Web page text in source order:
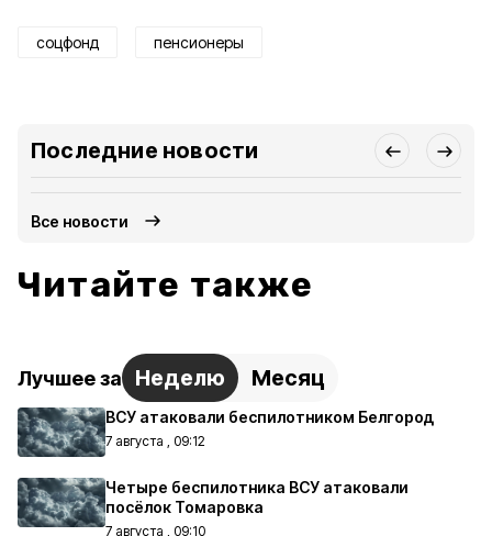
соцфонд пенсионеры
Последние новости
Все новости
Читайте также
Лучшее за Неделю Месяц
ВСУ атаковали беспилотником Белгород
7 августа , 09:12
Четыре беспилотника ВСУ атаковали
посёлок Томаровка
7 августа , 09:10